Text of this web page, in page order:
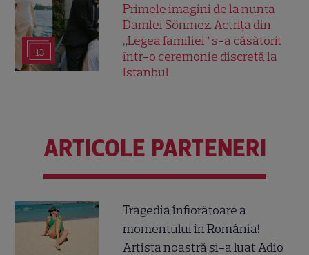
13
Primele imagini de la nunta
Damlei Sönmez. Actrița din
„Legea familiei” s-a căsătorit
într-o ceremonie discretă la
Istanbul
ARTICOLE PARTENERI
Tragedia înfiorătoare a
momentului în România!
Artista noastră și-a luat Adio